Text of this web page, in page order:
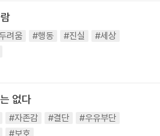
려움 #행동 #진실
#세상
없다
#자존감 #결단
#우유부단
#보호